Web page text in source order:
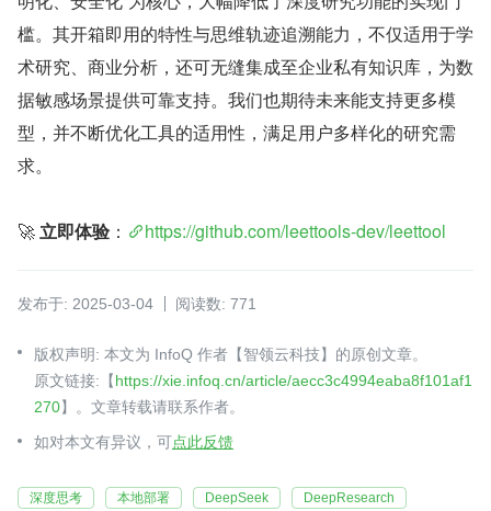
槛。其开箱即用的特性与思维轨迹追溯能力，不仅适用于学
术研究、商业分析，还可无缝集成至企业私有知识库，为数
据敏感场景提供可靠支持。我们也期待未来能支持更多模
型，并不断优化工具的适用性，满足用户多样化的研究需
求。
🚀 立即体验 ： https://github.com/leettools-dev/leettool
发布于: 2025-03-04 阅读数: 771
版权声明: 本文为 InfoQ 作者【智领云科技】的原创文章。
原文链接:【https://xie.infoq.cn/article/aecc3c4994eaba8f101af1
270】。文章转载请联系作者。
如对本文有异议，可点此反馈
深度思考 本地部署 DeepSeek DeepResearch